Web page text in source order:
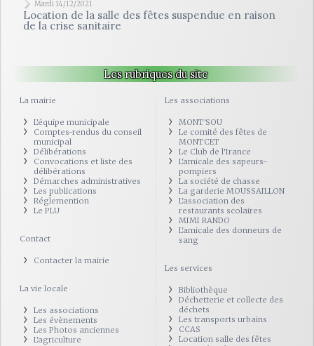
Mardi 14/12/2021
Location de la salle des fêtes suspendue en raison
de la crise sanitaire
Les rubriques du site
La mairie
L'équipe municipale
Comptes-rendus du conseil
municipal
Délibérations
Convocations et liste des
délibérations
Démarches administratives
Les publications
Réglemention
Le PLU
Contact
Contacter la mairie
La vie locale
Les associations
Les évènements
Les Photos anciennes
L'agriculture
Les associations
MONT'SOU
Le comité des fêtes de
MONTCET
Le Club de l'Irance
L'amicale des sapeurs-
pompiers
La société de chasse
La garderie MOUSSAILLON
L'association des
restaurants scolaires
MIMI RANDO
L'amicale des donneurs de
sang
Les services
Bibliothèque
Déchetterie et collecte des
déchets
Les transports urbains
CCAS
Location salle des fêtes